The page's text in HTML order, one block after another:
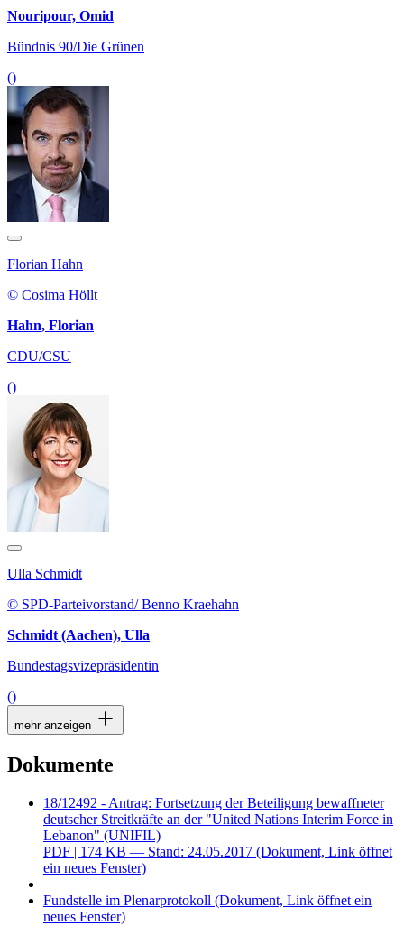
Nouripour, Omid
Bündnis 90/Die Grünen
()
Florian Hahn
© Cosima Höllt
Hahn, Florian
CDU/CSU
()
Ulla Schmidt
© SPD-Parteivorstand/ Benno Kraehahn
Schmidt (Aachen), Ulla
Bundestagsvizepräsidentin
()
mehr anzeigen
Dokumente
18/12492 - Antrag: Fortsetzung der Beteiligung bewaffneter
deutscher Streitkräfte an der "United Nations Interim Force in
Lebanon" (UNIFIL)
PDF | 174 KB — Stand: 24.05.2017 (Dokument, Link öffnet
ein neues Fenster)
Fundstelle im Plenarprotokoll (Dokument, Link öffnet ein
neues Fenster)